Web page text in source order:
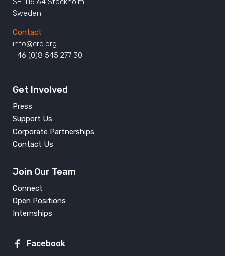
Sweden
Contact
info@crd.org
+46 (0)8 545 277 30
Get Involved
Press
Support Us
Corporate Partnerships
Contact Us
Join Our Team
Connect
Open Positions
Internships
Facebook